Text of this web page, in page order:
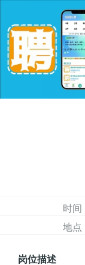
时间
地点
岗位描述